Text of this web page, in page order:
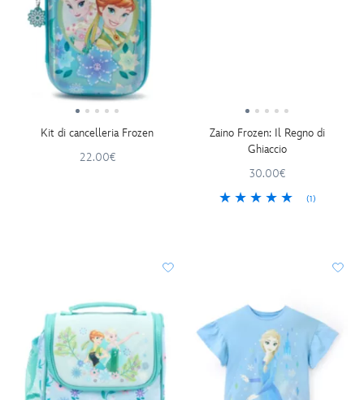
Kit di cancelleria Frozen
22.00€
Zaino Frozen: Il Regno di
Ghiaccio
30.00€
(1)